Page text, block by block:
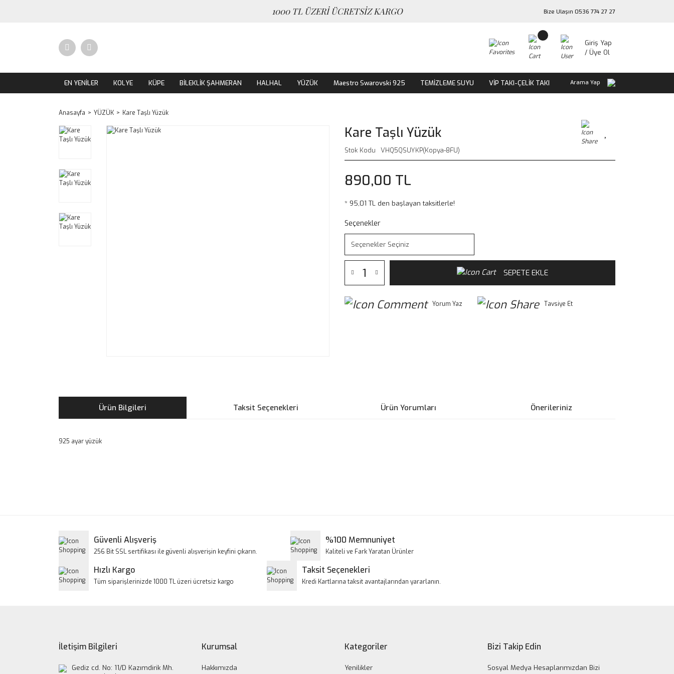
1000 TL ÜZERİ ÜCRETSİZ KARGO Bize Ulaşın 0536 774 27 27
Giriş Yap
/ Üye Ol
EN YENİLER KOLYE KÜPE BİLEKLİK ŞAHMERAN HALHAL YÜZÜK Maestro Swarovski 925 TEMİZLEME SUYU VİP TAKI-ÇELİK TAKI Arama Yap
Anasayfa YÜZÜK Kare Taşlı Yüzük
Kare Taşlı Yüzük
Stok Kodu VHQ5QSUYKP(Kopya-8FU)
890,00 TL
* 95,01 TL den başlayan taksitlerle!
Seçenekler
SEPETE EKLE
Yorum Yaz Tavsiye Et
Ürün Bilgileri Taksit Seçenekleri Ürün Yorumları Önerileriniz
925 ayar yüzük
Ürün fiyatı diğer sitelerden daha pahalı.
Güvenli Alışveriş
256 Bit SSL sertifikası ile güvenli alışverişin keyfini çıkarın.
%100 Memnuniyet
Kaliteli ve Fark Yaratan Ürünler
Hızlı Kargo
Tüm siparişlerinizde 1000 TL üzeri ücretsiz kargo
Taksit Seçenekleri
Kredi Kartlarına taksit avantajlarından yararlanın.
İletişim Bilgileri
Gediz cd. No: 11/D Kazımdirik Mh.
Kurumsal
Hakkımızda
Kategoriler
Yenilikler
Bizi Takip Edin
Sosyal Medya Hesaplarımızdan Bizi